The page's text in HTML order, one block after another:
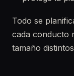
Todo se
cada conducto
tamaño